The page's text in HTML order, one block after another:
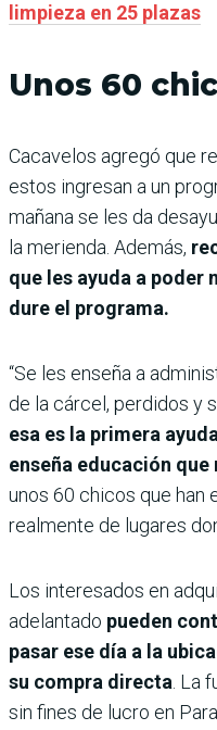
limpieza en 25 plazas
Unos 60
Cacavelos agregó que
estos ingresan a un
mañana se les da
la merienda. Además,
que les ayuda a poder
dure el programa.
“Se les enseña a
de la cárcel, perdidos y
esa es la primera
enseña educación
unos 60 chicos que han
realmente de lugares
Los interesados en
adelantado pueden
pasar ese día a la
su compra directa. La
sin fines de lucro en